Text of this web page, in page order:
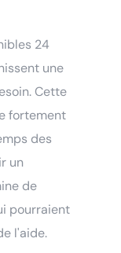
24
une
Cette
fortement
des
un
de
pourraient
l'aide.